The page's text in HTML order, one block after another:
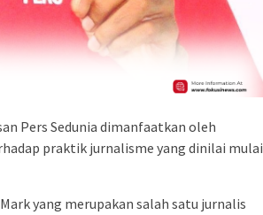
Pers Seduniadimanfaatkan oleh
praktik jurnalisme yang dinilai mulai
yang merupakan salah satu jurnalis